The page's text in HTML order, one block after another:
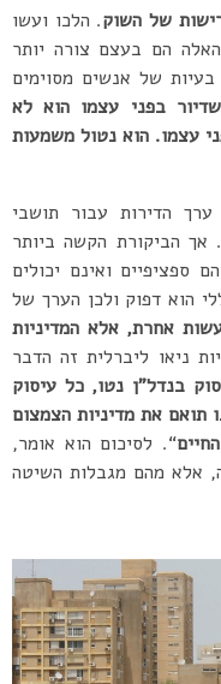
של השוק. הלכו ועשו
האלה הם בעצם צורה יותר
של אנשים מסוימים
בפני עצמו הוא לא
עצמו. הוא נטול משמעות
הדירות עבור תושבי
אך הביקורת הקשה ביותר
ספציפיים ואינם יכולים
הוא דפוק ולכן הערך של
אחרת, אלא המדיניות
ניאו ליברלית זה הדבר
בנדל”ן נטו, כל עיסוק
תואם את מדיניות הצמצום
“. לסיכום הוא אומר,
אלא מהם מגבלות השיטה